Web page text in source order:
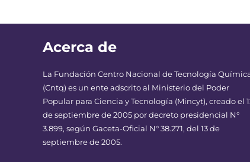
Acerca de
La Fundación Centro Nacional de Tecnología
(Cntq) es un ente adscrito al Ministerio del Poder
Popular para Ciencia y Tecnología (Mincyt), creado el
de septiembre de 2005 por decreto presidencial N°
3.899, según Gaceta-Oficial N° 38.271, del 13 de
septiembre de 2005.